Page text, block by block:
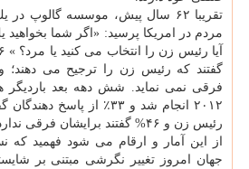
تقریبا ۶۲ سال پیش، موسسه
مردم در امریكا پرسید: «اگر شما بخواهید
فرقی نمی نماید. شش دهه بعد
رئیس زن و ۴۶% گفتند برایشان فرقی ندارد.
از این آمار و ارقام می شود فهمید كه
جهان امروز تغییر نگرشی مبتنی بر